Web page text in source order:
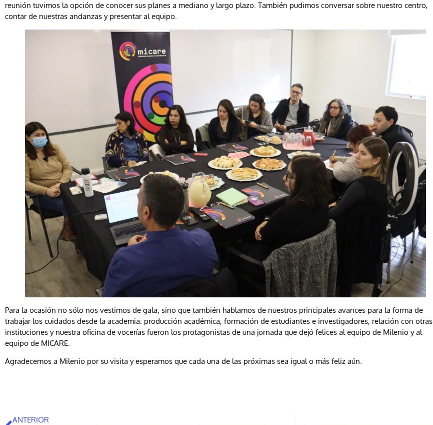
reunión tuvimos la opción de conocer sus planes a mediano y largo plazo. También pudimos conversar sobre nuestro centro,
contar de nuestras andanzas y presentar al equipo.
Para la ocasión no sólo nos vestimos de gala, sino que también hablamos de nuestros principales avances para la forma de
trabajar los cuidados desde la academia: producción académica, formación de estudiantes e investigadores, relación con otras
instituciones y nuestra oficina de vocerías fueron los protagonistas de una jornada que dejó felices al equipo de Milenio y al
equipo de MICARE.
Agradecemos a Milenio por su visita y esperamos que cada una de las próximas sea igual o más feliz aún.
ANTERIOR